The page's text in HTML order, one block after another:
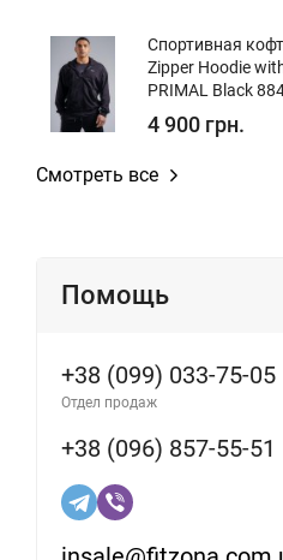
Спортивная
Zipper Hoodie
PRIMAL Black
4 900 грн.
Смотреть все
Помощь
+38 (099) 033-75-05
Отдел продаж
+38 (096) 857-55-51